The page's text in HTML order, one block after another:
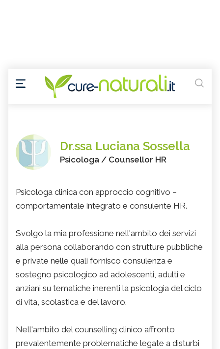
Dr.ssa Luciana Sossella
Psicologa / Counsellor HR
Psicologa clinica con approccio cognitivo –
comportamentale integrato e consulente HR.
Svolgo la mia professione nell'ambito dei servizi
alla persona collaborando con strutture pubbliche
e private nelle quali fornisco consulenza e
sostegno psicologico ad adolescenti, adulti e
anziani su tematiche inerenti la psicologia del ciclo
di vita, scolastica e del lavoro.
Nell'ambito del counselling clinico affronto
prevalentemente problematiche legate a disturbi